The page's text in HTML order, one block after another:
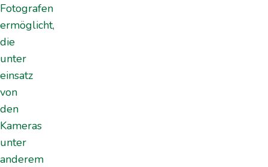
Fotografen
ermöglicht,
die
unter
einsatz
von
den
Kameras
unter
anderem